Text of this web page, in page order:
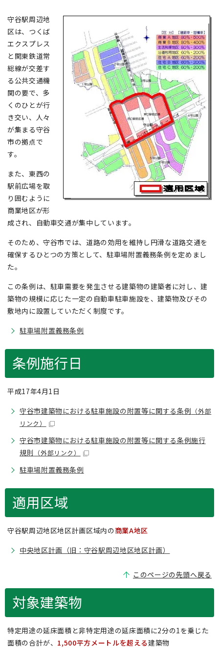
守谷駅周辺地
区は、つくば
エクスプレス
と関東鉄道常
総線が交差す
る公共交通機
関の要で、多
くのひとが行
き交い、人々
が集まる守谷
市の拠点で
す。
また、東西の
駅前広場を取
り囲むように
商業地区が形
成され、自動車交通が集中しています。
そのため、守谷市では、道路の効用を維持し円滑な道路交通を
確保するひとつの方策として、駐車場附置義務条例を定めまし
た。
この条例は、駐車需要を発生させる建築物の建築者に対し、建
築物の規模に応じた一定の自動車駐車施設を、建築物及びその
敷地内に設置していただく制度です。
駐車場附置義務条例
条例施行日
平成17年4月1日
守谷市建築物における駐車施設の附置等に関する条例 （外部
リンク）
守谷市建築物における駐車施設の附置等に関する条例施行
規則 （外部リンク）
駐車場附置義務条例
適用区域
守谷駅周辺地区地区計画区域内の商業A地区
中央地区計画（旧：守谷駅周辺地区地区計画）
このページの先頭へ戻る
対象建築物
特定用途の延床面積と非特定用途の延床面積に2分の1を乗じた
面積の合計が、 1,500平方メートルを超える建築物